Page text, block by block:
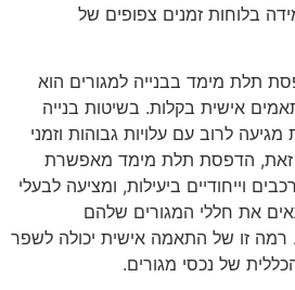
בלוחות זמנים צפופים של
תלת מימד בבנייה למגורים הוא
אישית בקלות. בשיטות בנייה
לרוב עם עלויות גבוהות וזמני
זאת, הדפסת תלת מימד מאפשרת
וייחודיים ביעילות, ומציעה לבעלי
את חללי המגורים שלהם
רמה זו של התאמה אישית יכולה לשפר
של נכסי מגורים.